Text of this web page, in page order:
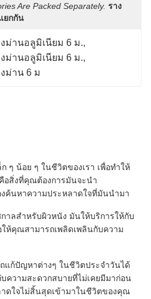
Are Packed Separately. ราง
ยกกัน
ม่านอลูมิเนียม 6 ม.,
ม่านอลูมิเนียม 6 ม.,
ม่าน 6 ม
ๆ น้อย ๆ ในชีวิตของเรา เพื่อทําให้
อสิ่งที่คุณต้องการมันจะนํา
ค้นหาความประหลาดใจที่มันนํามา
ลสําหรับผิวหนัง มันให้บริการให้กับ
ห้คุณสามารถเพลิดเพลินกับความ
ก้ปัญหาต่างๆ ในชีวิตประจําวันได้
ความสะดวกสบายที่ไม่เคยมีมาก่อน
ใจไม่สิ้นสุดเข้ามาในชีวิตของคุณ